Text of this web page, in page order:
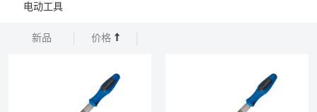
电动工具
新品 价格